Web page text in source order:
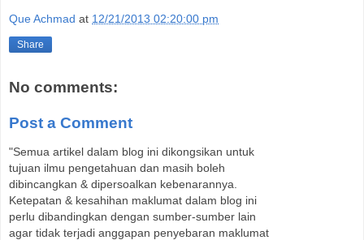
Que Achmad at 12/21/2013 02:20:00 pm
Share
No comments:
Post a Comment
"Semua artikel dalam blog ini dikongsikan untuk
tujuan ilmu pengetahuan dan masih boleh
dibincangkan & dipersoalkan kebenarannya.
Ketepatan & kesahihan maklumat dalam blog ini
perlu dibandingkan dengan sumber-sumber lain
agar tidak terjadi anggapan penyebaran maklumat